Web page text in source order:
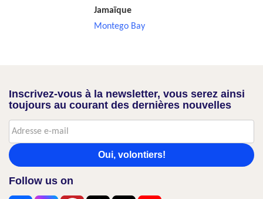
Jamaïque
Montego Bay
Inscrivez-vous à la newsletter, vous serez ainsi
toujours au courant des dernières nouvelles
Oui, volontiers!
Follow us on